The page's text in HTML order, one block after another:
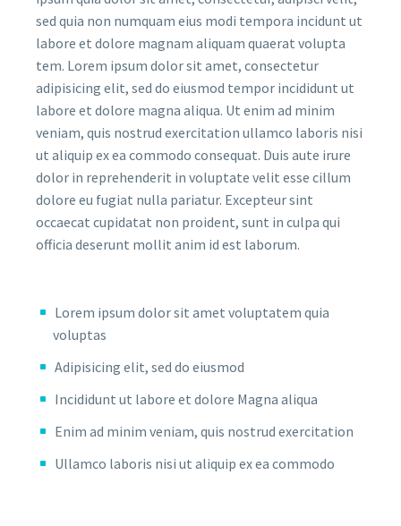
sed quia non numquam eius modi tempora incidunt ut
labore et dolore magnam aliquam quaerat volupta
tem. Lorem ipsum dolor sit amet, consectetur
adipisicing elit, sed do eiusmod tempor incididunt ut
labore et dolore magna aliqua. Ut enim ad minim
veniam, quis nostrud exercitation ullamco laboris nisi
ut aliquip ex ea commodo consequat. Duis aute irure
dolor in reprehenderit in voluptate velit esse cillum
dolore eu fugiat nulla pariatur. Excepteur sint
occaecat cupidatat non proident, sunt in culpa qui
officia deserunt mollit anim id est laborum.
Lorem ipsum dolor sit amet voluptatem quia
voluptas
Adipisicing elit, sed do eiusmod
Incididunt ut labore et dolore Magna aliqua
Enim ad minim veniam, quis nostrud exercitation
Ullamco laboris nisi ut aliquip ex ea commodo